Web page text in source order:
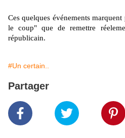
Ces quelques événements
le coup" que de remettre
républicain.
#Un certain..
Partager